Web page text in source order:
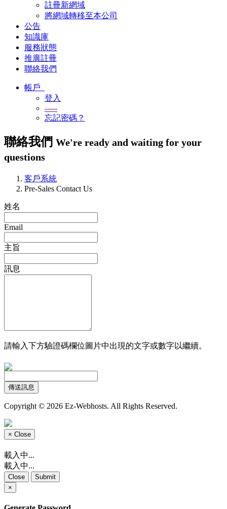
註冊新網域
將網域轉移至本公司
公告
知識庫
服務狀態
推廣註冊
聯絡我們
帳戶
登入
-----
忘記密碼？
聯絡我們 We're ready and waiting for your
questions
客戶系統
Pre-Sales Contact Us
姓名
Email
主旨
訊息
請輸入下方驗證碼欄位圖片中出現的文字或數字以繼續。
傳送訊息
Copyright © 2026 Ez-Webhosts. All Rights Reserved.
× Close
載入中...
載入中...
Close
Submit
×